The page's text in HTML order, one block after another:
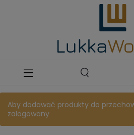
Aby dodawać produkty do
zalogowany